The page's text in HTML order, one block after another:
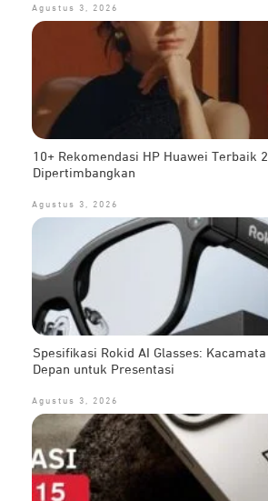
Agustus 3, 2026
10+ Rekomendasi HP Huawei Terbaik
Dipertimbangkan
Agustus 3, 2026
Spesifikasi Rokid AI Glasses: Kacamata
Depan untuk Presentasi
Agustus 3, 2026